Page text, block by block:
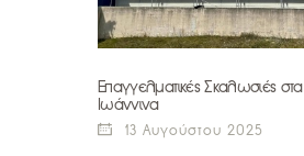
Επαγγελματικές Σκαλωσιές στα
Ιωάννινα
13 Αυγούστου 2025